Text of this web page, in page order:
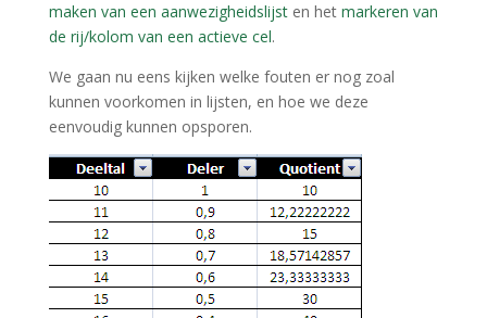
maken van een aanwezigheidslijsten het markeren van
de rij/kolom van een actieve cel.
We gaan nu eens kijken welke fouten er nog zoal
kunnen voorkomen in lijsten, en hoe we deze
eenvoudig kunnen opsporen.